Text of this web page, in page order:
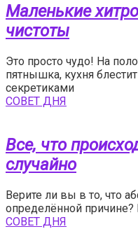
Маленькие
чистоты
Это просто чудо! На
пятнышка, кухня
секретиками
СОВЕТ ДНЯ
Все, что
случайно
Верите ли вы в то, что
определённой причине?
СОВЕТ ДНЯ